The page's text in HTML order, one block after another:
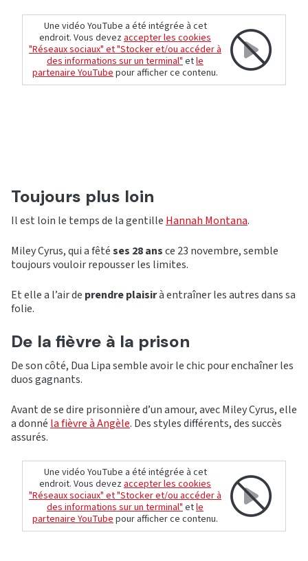
Une vidéo YouTube a été intégrée à cet
endroit. Vous devezaccepter les cookies
"Réseaux sociaux" et "Stocker et/ou accéder à
des informations sur un terminal"etle
partenaire YouTubepour afficher ce contenu.
Toujours plus loin
Il est loin le temps de la gentille Hannah Montana.
Miley Cyrus, qui a fêtéses 28 ansce 23 novembre, semble
toujours vouloir repousser les limites.
Et elle a l’air de prendre plaisirà entraîner les autres dans sa
folie.
De la fièvre à la prison
De son côté, Dua Lipa semble avoir le chic pour enchaîner les
duos gagnants.
Avant de se dire prisonnière d’un amour, avec Miley Cyrus, elle
a donné la fièvre à Angèle. Des styles différents, des succès
assurés.
Une vidéo YouTube a été intégrée à cet
endroit. Vous devezaccepter les cookies
"Réseaux sociaux" et "Stocker et/ou accéder à
des informations sur un terminal"etle
partenaire YouTubepour afficher ce contenu.